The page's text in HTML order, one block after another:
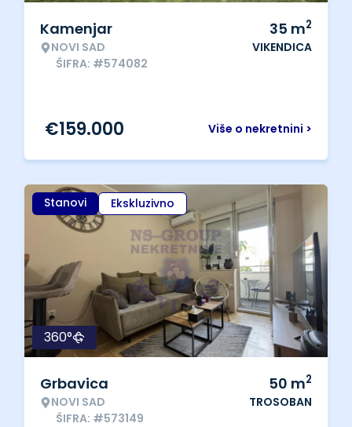
Kamenjar
NOVI SAD
ŠIFRA: #574082
35 m2
VIKENDICA
Više o nekretnini >
€159.000
Stanovi Ekskluzivno
360°
Grbavica
NOVI SAD
ŠIFRA: #573149
50 m2
TROSOBAN